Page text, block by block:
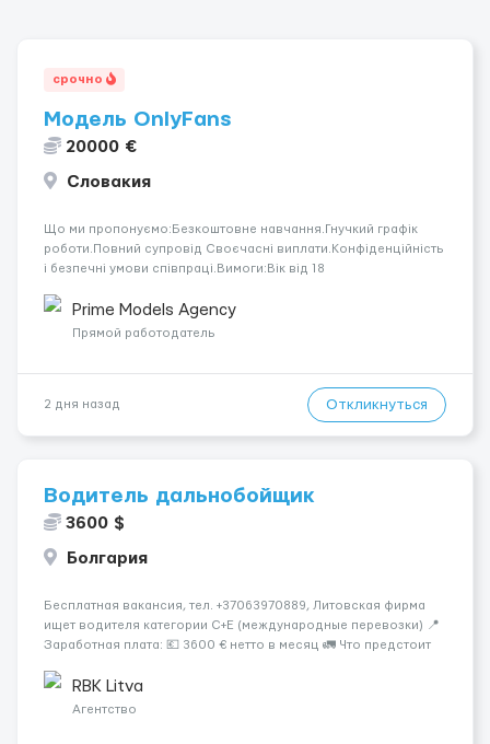
срочно
Модель OnlyFans
20000 €
Словакия
Що ми пропонуємо:Безкоштовне навчання.Гнучкий графік
роботи.Повний супровід Своєчасні виплати.Конфіденційність
і безпечні умови співпраці.Вимоги:Вік від 18
розвиватися.Досвід не обов’язковий.Якщо вас зацікавила
вакансія — залишайте відгук, і ми зв’яжемося ...
Prime Models Agency
Прямой работодатель
2 дня назад Откликнуться
Водитель дальнобойщик
3600 $
Болгария
Бесплатная вакансия, тел. +37063970889, Литовская фирма
ищет водителя категории C+E (международные перевозки) 📍
Заработная плата: 💶 3600 € нетто в месяц 🚛 Что предстоит
рефрижераторах. В среднем 400–500 км в день. Погрузки и
разгрузки...
RBK Litva
Агентство